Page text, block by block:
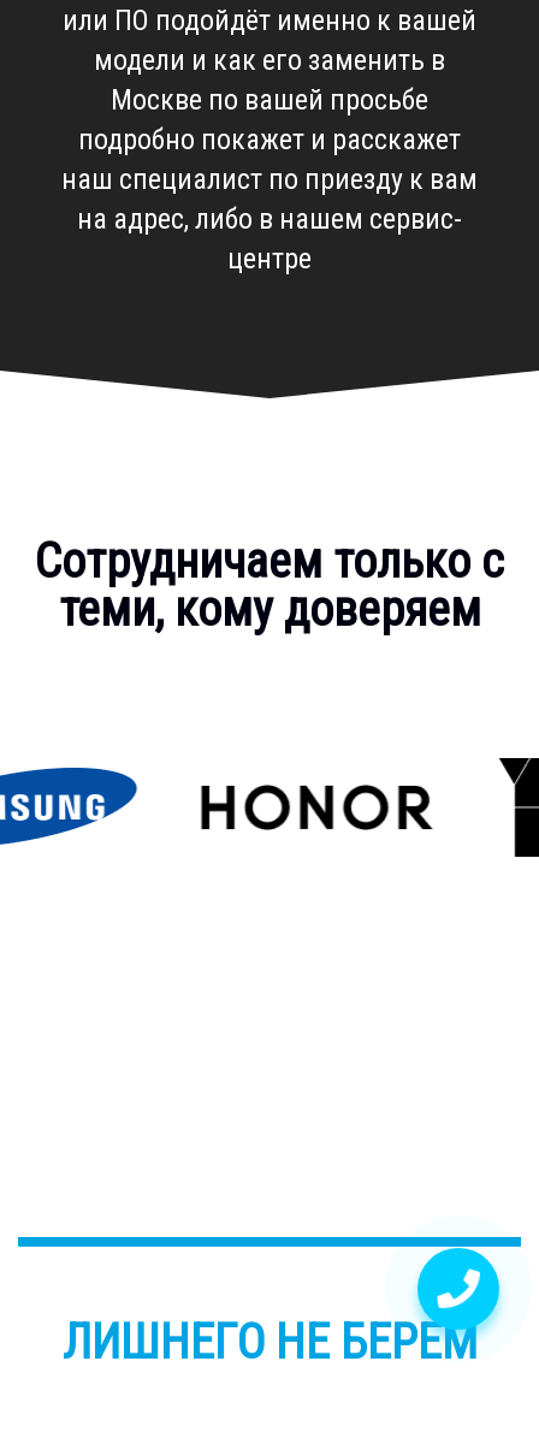
или ПО подойдёт именно к вашей
модели и как его заменить в
Москве по вашей просьбе
подробно покажет и расскажет
наш специалист по приезду к вам
на адрес, либо в нашем сервис-
центре
Сотрудничаем только с
теми, кому доверяем
ЛИШНЕГО НЕ БЕРЕМ